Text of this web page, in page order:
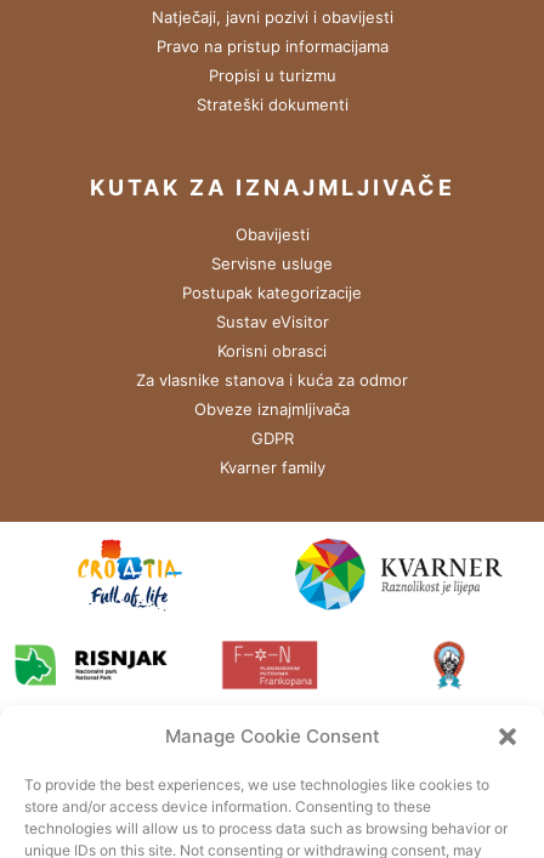
Manage Cookie Consent
To provide the best experiences, we use technologies like cookies to
store and/or access device information. Consenting to these
technologies will allow us to process data such as browsing behavior or
unique IDs on this site. Not consenting or withdrawing consent, may
Natječaji, javni pozivi i obavijesti
Pravo na pristup informacijama
Propisi u turizmu
Strateški dokumenti
KUTAK ZA IZNAJMLJIVAČE
Obavijesti
Servisne usluge
Postupak kategorizacije
Sustav eVisitor
Korisni obrasci
Za vlasnike stanova i kuća za odmor
Obveze iznajmljivača
GDPR
Kvarner family